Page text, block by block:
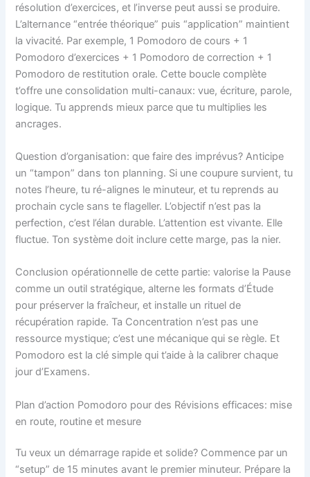
résolution d’exercices, et l’inverse peut aussi se produire.
L’alternance “entrée théorique” puis “application” maintient
la vivacité. Par exemple, 1 Pomodoro de cours + 1
Pomodoro d’exercices + 1 Pomodoro de correction + 1
Pomodoro de restitution orale. Cette boucle complète
t’offre une consolidation multi-canaux: vue, écriture, parole,
logique. Tu apprends mieux parce que tu multiplies les
ancrages.
Question d’organisation: que faire des imprévus? Anticipe
un “tampon” dans ton planning. Si une coupure survient, tu
notes l’heure, tu ré-alignes le minuteur, et tu reprends au
prochain cycle sans te flageller. L’objectif n’est pas la
perfection, c’est l’élan durable. L’attention est vivante. Elle
fluctue. Ton système doit inclure cette marge, pas la nier.
Conclusion opérationnelle de cette partie: valorise la Pause
comme un outil stratégique, alterne les formats d’Étude
pour préserver la fraîcheur, et installe un rituel de
récupération rapide. Ta Concentration n’est pas une
ressource mystique; c’est une mécanique qui se règle. Et
Pomodoro est la clé simple qui t’aide à la calibrer chaque
jour d’Examens.
Plan d’action Pomodoro pour des Révisions efficaces: mise
en route, routine et mesure
Tu veux un démarrage rapide et solide? Commence par un
“setup” de 15 minutes avant le premier minuteur. Prépare la